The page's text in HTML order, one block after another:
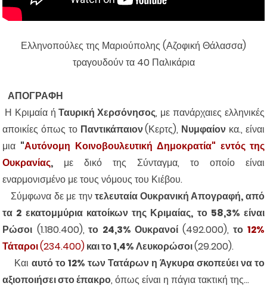
Ελληνοπούλες της Μαριούπολης (Αζοφική Θάλασσα)
τραγουδούν τα 40 Παλικάρια
ΑΠΟΓΡΑΦΗ
Η Κριμαία ή Ταυρική Χερσόνησος, με πανάρχαιες ελληνικές
αποικίες όπως το Παντικάπαιον(Κερτς), Νυμφαίον κα.,είναι
μια "Αυτόνομη Κοινοβουλευτική Δημοκρατία" εντός της
Ουκρανίας, με δικό της Σύνταγμα, το οποίο είναι
εναρμονισμένο με τους νόμους του Κιέβου.
Σύμφωνα δε με τηντελευταία Ουκρανική Απογραφή, από
τα 2 εκατομμύρια κατοίκων της Κριμαίας, το 58,3% είναι
Ρώσοι (1.180.400), το 24,3% Ουκρανοί (492.000),το12%
Τάταροι(234.400)και το 1,4% Λευκορώσοι(29.200).
Και αυτό το 12% των Τατάρων η Άγκυρα σκοπεύει να το
αξιοποιήσει στο έπακρο, όπως είναι η πάγια τακτική της...